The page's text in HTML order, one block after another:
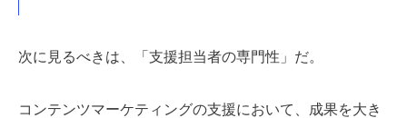
次に見るべきは、「支援担当者の専門性」だ。
コンテンツマーケティングの支援において、成果を大き